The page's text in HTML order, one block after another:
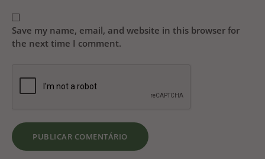
Save my name, email, and website in this browser for
the next time I comment.